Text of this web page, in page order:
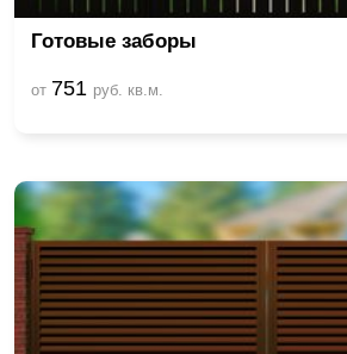
Готовые заборы
от 751 руб. кв.м.